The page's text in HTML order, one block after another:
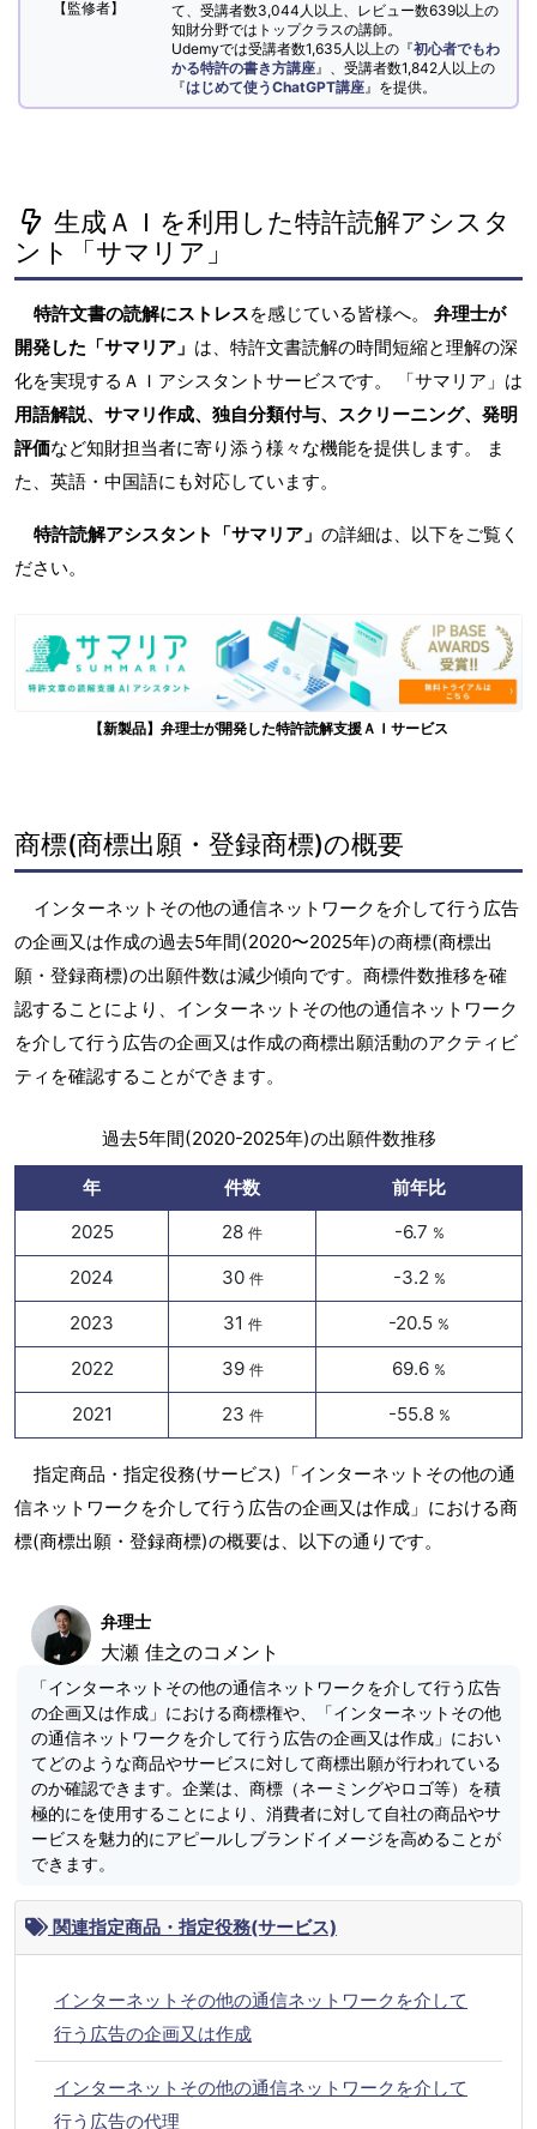
【監修者】
て、受講者数3,044人以上、レビュー数639以上の
知財分野ではトップクラスの講師。
Udemyでは受講者数1,635人以上の『初心者でもわ
かる特許の書き方講座 』、受講者数1,842人以上の
『はじめて使うChatGPT講座 』を提供。
生成ＡＩを利用した特許読解アシスタ
ント「サマリア」
特許文書の読解にストレスを感じている皆様へ。 弁理士が
開発した「サマリア」 は、特許文書読解の時間短縮と理解の深
化を実現するＡＩアシスタントサービスです。 「サマリア」は
用語解説、サマリ作成、独自分類付与、スクリーニング、発明
評価など知財担当者に寄り添う様々な機能を提供します。 ま
た、英語・中国語にも対応しています。
特許読解アシスタント「サマリア」 の詳細は、以下をご覧く
ださい。
【新製品】弁理士が開発した特許読解支援ＡＩサービス
商標(商標出願・登録商標)の概要
インターネットその他の通信ネットワークを介して行う広告
の企画又は作成の過去5年間(2020〜2025年)の商標(商標出
願・登録商標)の出願件数は減少傾向です。商標件数推移を確
認することにより、インターネットその他の通信ネットワーク
を介して行う広告の企画又は作成の商標出願活動のアクティビ
ティを確認することができます。
過去5年間(2020-2025年)の出願件数推移
年 件数
前年比
2025
28 件 -6.7 %
2024 30 件 -3.2 %
2023 31 件 -20.5 %
2022 39 件 69.6 %
2021 23 件 -55.8 %
指定商品・指定役務(サービス)「インターネットその他の通
信ネットワークを介して行う広告の企画又は作成」における商
標(商標出願・登録商標)の概要は、以下の通りです。
弁理士
大瀬 佳之のコメント
「インターネットその他の通信ネットワークを介して行う広告
の企画又は作成」における商標権や、「インターネットその他
の通信ネットワークを介して行う広告の企画又は作成」におい
てどのような商品やサービスに対して商標出願が行われている
のか確認できます。企業は、商標（ネーミングやロゴ等）を積
極的にを使用することにより、消費者に対して自社の商品やサ
ービスを魅力的にアピールしブランドイメージを高めることが
できます。
関連指定商品・指定役務(サービス)
インターネットその他の通信ネットワークを介して
行う広告の企画又は作成
インターネットその他の通信ネットワークを介して
行う広告の代理